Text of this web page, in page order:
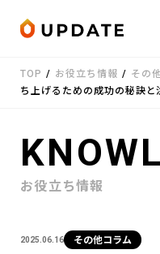
会社概要
サービス
お知らせ
TOP / お役立ち情報 / その
ち上げるための成功の秘訣と
お役立ち情報
2025.06.16 その他コラム